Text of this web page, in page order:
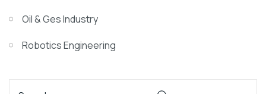
Oil & Ges Industry
Robotics Engineering